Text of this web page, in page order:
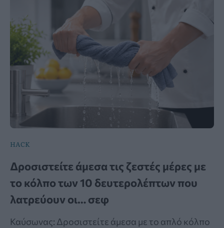
HACK
Δροσιστείτε άμεσα τις ζεστές μέρες με
το κόλπο των 10 δευτερολέπτων που
λατρεύουν οι… σεφ
Καύσωνας: Δροσιστείτε άμεσα με το απλό κόλπο